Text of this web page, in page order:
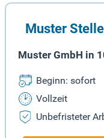
Muster
Muster GmbH in
Beginn: sofort
Vollzeit
Unbefristeter